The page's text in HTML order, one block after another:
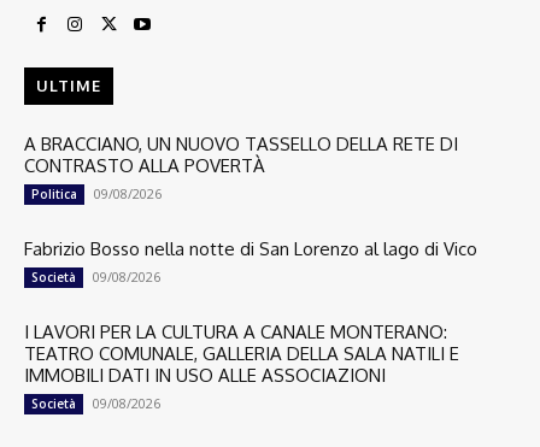
ULTIME
A BRACCIANO, UN NUOVO TASSELLO DELLA RETE DI
CONTRASTO ALLA POVERTÀ
Politica 09/08/2026
Fabrizio Bosso nella notte di San Lorenzo al lago di Vico
Società 09/08/2026
I LAVORI PER LA CULTURA A CANALE MONTERANO:
TEATRO COMUNALE, GALLERIA DELLA SALA NATILI E
IMMOBILI DATI IN USO ALLE ASSOCIAZIONI
Società 09/08/2026